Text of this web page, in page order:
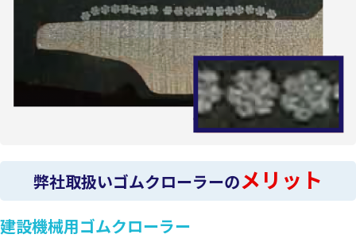
弊社取扱いゴムクローラーのメリット
建設機械用ゴムクローラー